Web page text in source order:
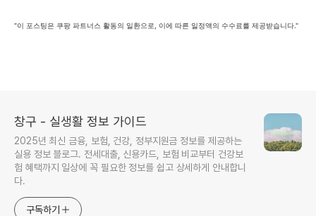
"이 포스팅은 쿠팡 파트너스 활동의 일환으로, 이에 따른 일정액의 수수료를 제공받습니다."
창구 - 실생활 정보 가이드
2025년 최신 금융, 보험, 건강, 정부지원금 정보를 제공하는
실용 정보 블로그. 전세대출, 신용카드, 보험 비교부터 건강보
험 혜택까지 일상에 꼭 필요한 정보를 쉽고 상세하게 안내합니
다.
구독하기